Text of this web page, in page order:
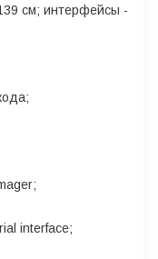
см; интерфейсы -
interface;